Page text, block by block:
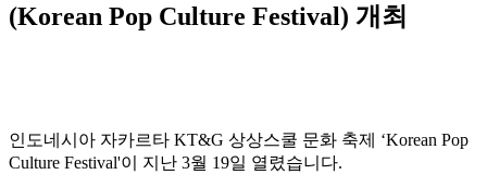
(Korean Pop Culture Festival) 개최
인도네시아 자카르타 KT&G 상상스쿨 문화 축제 ‘Korean Pop
Culture Festival'이 지난 3월 19일 열렸습니다.